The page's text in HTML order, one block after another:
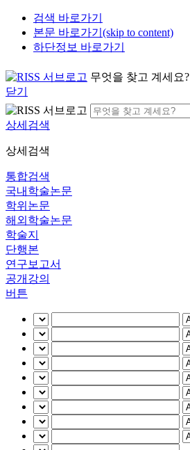
검색 바로가기
본문 바로가기(skip to content)
하단정보 바로가기
무엇을 찾고 계세요?
닫기
상세검색
상세검색
통합검색
국내학술논문
학위논문
해외학술논문
학술지
단행본
연구보고서
공개강의
버튼